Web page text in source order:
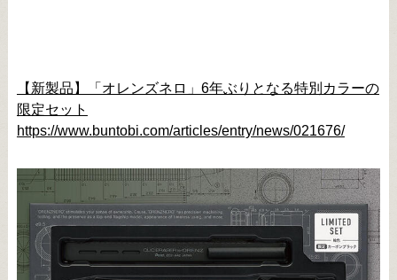
【新製品】「オレンズネロ」6年ぶりとなる特別カラーの
限定セット
https://www.buntobi.com/articles/entry/news/021676/